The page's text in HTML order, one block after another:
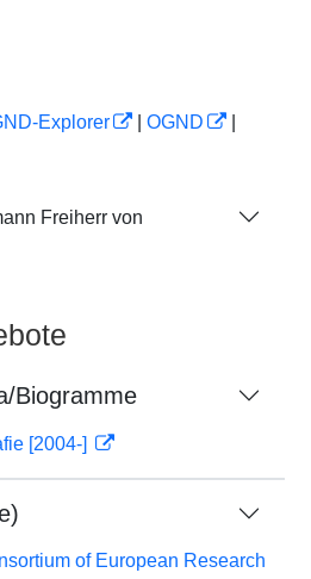
Explorer OGND
Freiherr von
Biogramme
[2004-]
of European Research